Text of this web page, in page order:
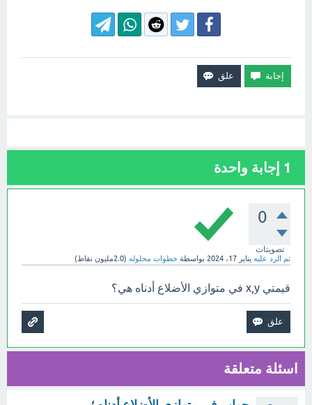
1 إجابة واحدة
0
تصويتات
تم الرد عليه يناير 17، 2024 بواسطة خطوات محلوله (2.0مليون نقاط)
قيمتي x,y في متوازي الأضلاع أدناه هي؟
اسئلة متعلقة